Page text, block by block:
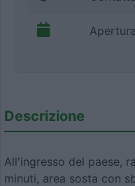
Descrizione
All'ingresso del paese,
minuti, area sosta con